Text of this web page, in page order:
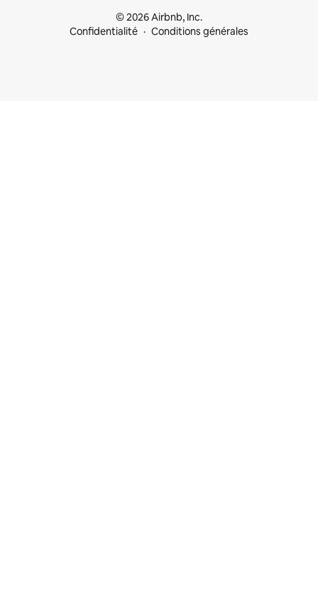
© 2026 Airbnb, Inc.
Confidentialité
Conditions générales